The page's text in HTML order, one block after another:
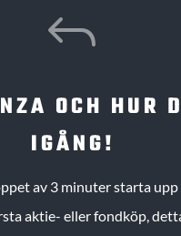
J
OCH HUR
IGÅNG!
av 3 minuter starta
aktie- eller fondköp,